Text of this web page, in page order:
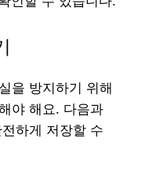
을 방지하기 위해
야 해요. 다음과
하게 저장할 수